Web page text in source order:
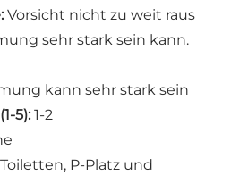
Vorsicht nicht zu weit raus
sehr stark sein kann.
kann sehr stark sein
5): 1-2
Toiletten, P-Platz und